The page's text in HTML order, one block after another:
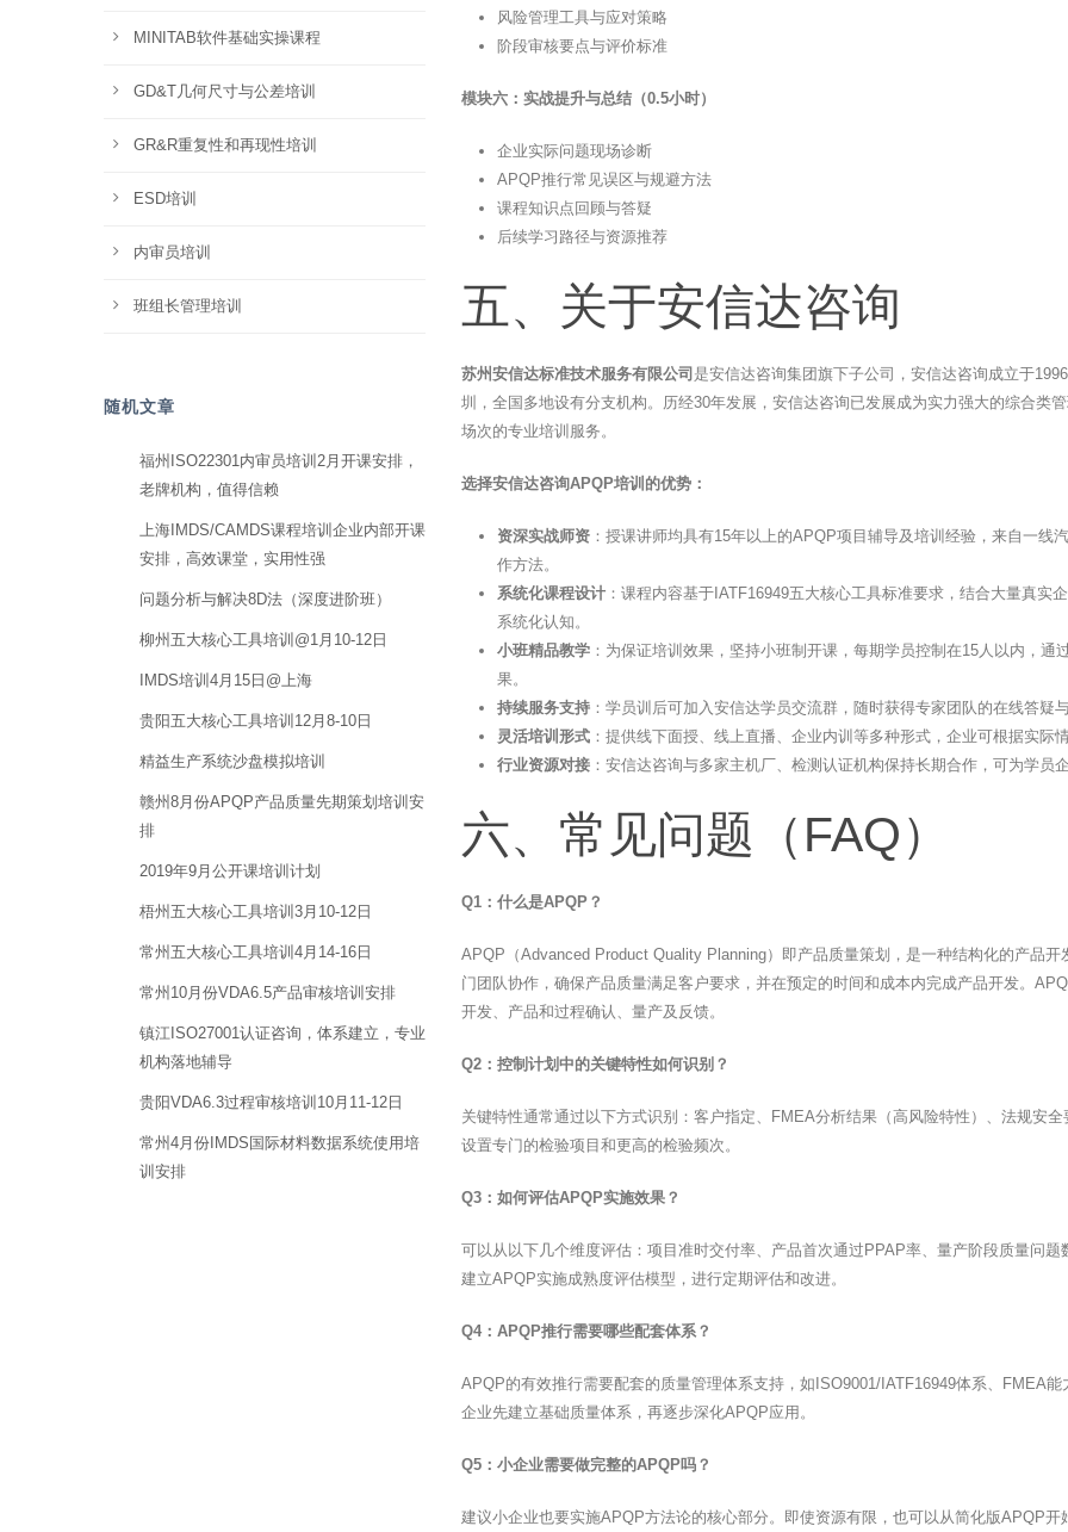
风险管理工具与应对策略
阶段审核要点与评价标准
模块六：实战提升与总结（0.5小时）
企业实际问题现场诊断
APQP推行常见误区与规避方法
课程知识点回顾与答疑
后续学习路径与资源推荐
五、关于安信达咨询
苏州安信达标准技术服务有限公司 是安信达咨询集团旗下子公司，安信达咨询成立于
圳，全国多地设有分支机构。历经30年发展，安信达咨询已发展成为实力强大的综合类
场次的专业培训服务。
选择安信达咨询APQP培训的优势：
资深实战师资 ：授课讲师均具有15年以上的APQP项目辅导及培训经验，来自一
作方法。
系统化课程设计 ：课程内容基于IATF16949五大核心工具标准要求，结合大量真
系统化认知。
小班精品教学 ：为保证培训效果，坚持小班制开课，每期学员控制在15人以内，
果。
持续服务支持 ：学员训后可加入安信达学员交流群，随时获得专家团队的在线答
灵活培训形式 ：提供线下面授、线上直播、企业内训等多种形式，企业可根据实际
行业资源对接 ：安信达咨询与多家主机厂、检测认证机构保持长期合作，可为学
六、常见问题（FAQ）
Q1：什么是APQP？
APQP（Advanced Product Quality Planning）即产品质量策划，是一种结构化的产品
门团队协作，确保产品质量满足客户要求，并在预定的时间和成本内完成产品开发。
开发、产品和过程确认、量产及反馈。
Q2：控制计划中的关键特性如何识别？
关键特性通常通过以下方式识别：客户指定、FMEA分析结果（高风险特性）、法规安
设置专门的检验项目和更高的检验频次。
Q3：如何评估APQP实施效果？
可以从以下几个维度评估：项目准时交付率、产品首次通过PPAP率、量产阶段质量问
建立APQP实施成熟度评估模型，进行定期评估和改进。
Q4：APQP推行需要哪些配套体系？
APQP的有效推行需要配套的质量管理体系支持，如ISO9001/IATF16949体系、FMEA
企业先建立基础质量体系，再逐步深化APQP应用。
Q5：小企业需要做完整的APQP吗？
建议小企业也要实施APQP方法论的核心部分。即使资源有限，也可以从简化版APQP
MINITAB软件基础实操课程
GD&T几何尺寸与公差培训
GR&R重复性和再现性培训
ESD培训
内审员培训
班组长管理培训
随机文章
福州ISO22301内审员培训2月开课安排，
老牌机构，值得信赖
上海IMDS/CAMDS课程培训企业内部开课
安排，高效课堂，实用性强
问题分析与解决8D法（深度进阶班）
柳州五大核心工具培训@1月10-12日
IMDS培训4月15日@上海
贵阳五大核心工具培训12月8-10日
精益生产系统沙盘模拟培训
赣州8月份APQP产品质量先期策划培训安
排
2019年9月公开课培训计划
梧州五大核心工具培训3月10-12日
常州五大核心工具培训4月14-16日
常州10月份VDA6.5产品审核培训安排
镇江ISO27001认证咨询，体系建立，专业
机构落地辅导
贵阳VDA6.3过程审核培训10月11-12日
常州4月份IMDS国际材料数据系统使用培
训安排